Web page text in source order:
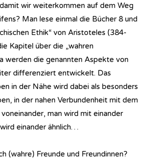
wir weiterkommen auf dem Weg
Man lese einmal die Bücher 8 und
Ethik“ von Aristoteles (384-
Kapitel über die „wahren
werden die genannten Aspekte von
differenziert entwickelt. Das
in der Nähe wird dabei als besonders
in der nahen Verbundenheit mit dem
man wird mit einander
einander ähnlich…
(wahre) Freunde und Freundinnen?